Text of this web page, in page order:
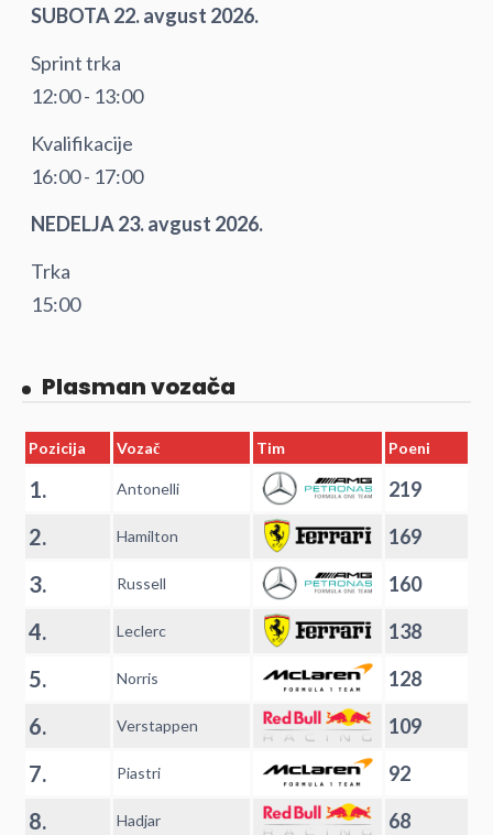
SUBOTA 22. avgust 2026.
Sprint trka
12:00 - 13:00
Kvalifikacije
16:00 - 17:00
NEDELJA 23. avgust 2026.
Trka
15:00
Plasman vozača
Pozicija Vozač Tim Poeni
1. Antonelli 219
2. Hamilton 169
3. Russell 160
4. Leclerc 138
5. Norris 128
6. Verstappen 109
7. Piastri 92
8. Hadjar 68